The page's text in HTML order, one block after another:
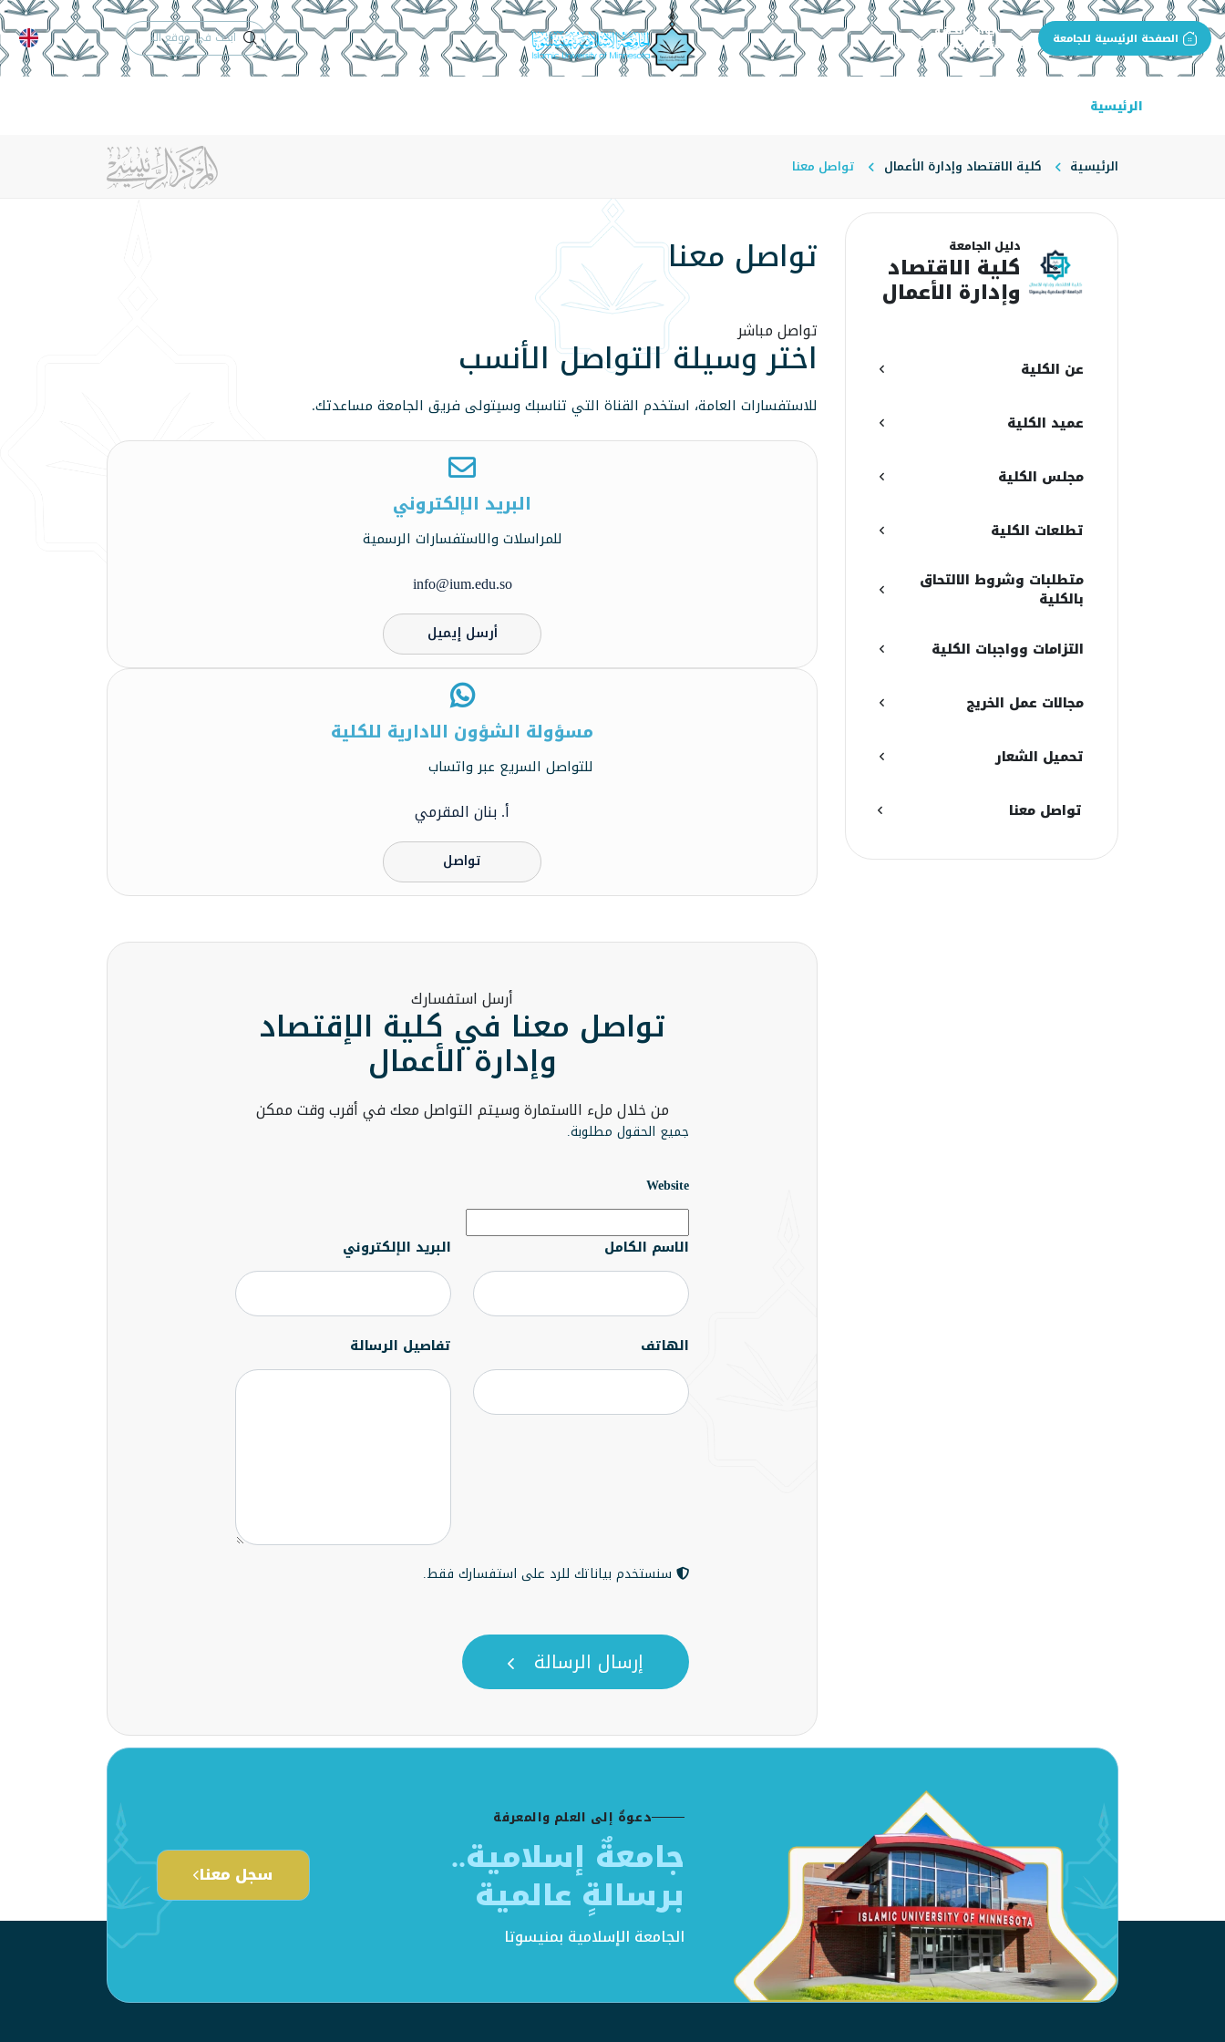
الصفحة الرئيسية للجامعة بوابة الجهة
كلية الاقتصاد وإدارة الأعمال الدعم الفنيالتقويم الجامعي
الرئيسية
الرئيسية كلية الاقتصاد وإدارة الأعمال تواصل معنا
دليل الجامعة
كلية الاقتصاد
وإدارة الأعمال
عن الكلية
عميد الكلية
مجلس الكلية
تطلعات الكلية
متطلبات وشروط الالتحاق
بالكلية
التزامات وواجبات الكلية
مجالات عمل الخريج
تحميل الشعار
تواصل معنا
تواصل معنا
تواصل مباشر
اختر وسيلة التواصل الأنسب
للاستفسارات العامة، استخدم القناة التي تناسبك وسيتولى فريق الجامعة مساعدتك.
البريد الإلكتروني
للمراسلات والاستفسارات الرسمية
info@ium.edu.so
أرسل إيميل
مسؤولة الشؤون الادارية للكلية
للتواصل السريع عبر واتساب
أ. بنان المقرمي
تواصل
أرسل استفسارك
تواصل معنا في كلية الإقتصاد
وإدارة الأعمال
من خلال ملء الاستمارة وسيتم التواصل معك في أقرب وقت ممكن
جميع الحقول مطلوبة.
Website
الاسم الكامل البريد الإلكتروني
الهاتف تفاصيل الرسالة
سنستخدم بياناتك للرد على استفسارك فقط.
إرسال الرسالة
دعوةٌ إلى العلم والمعرفة
جامعةٌ إسلامية..
برسالةٍ عالمية
الجامعة الإسلامية بمنيسوتا
سجل معنا